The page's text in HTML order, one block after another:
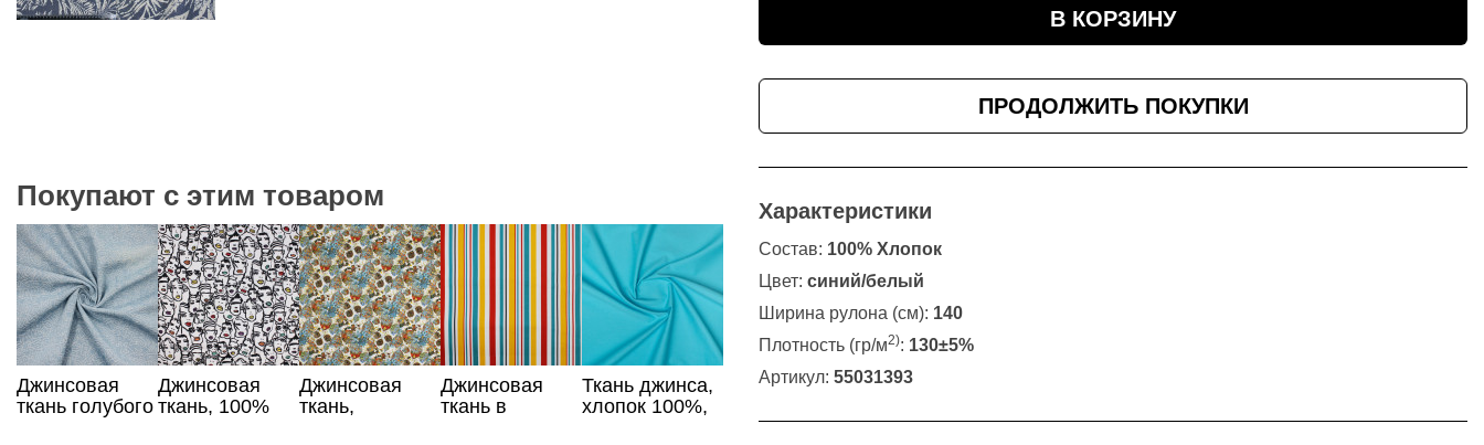
В КОРЗИНУ
ПРОДОЛЖИТЬ ПОКУПКИ
Характеристики
Состав: 100% Хлопок
Цвет: синий/белый
Ширина рулона (см): 140
Плотность (гр/м2): 130±5%
Артикул: 55031393
Покупают с этим товаром
Джинсовая
ткань голубого
Джинсовая
ткань, 100%
Джинсовая
ткань,
Джинсовая
ткань в
Ткань джинса,
хлопок 100%,